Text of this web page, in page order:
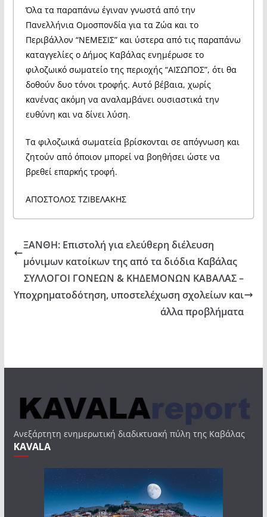
Όλα τα παραπάνω έγιναν γνωστά από την
Πανελλήνια Ομοσπονδία για τα Ζώα και το
Περιβάλλον “ΝΕΜΕΣΙΣ” και ύστερα από τις παραπάνω
καταγγελίες ο Δήμος Καβάλας ενημέρωσε το
φιλοζωικό σωματείο της περιοχής “ΑΙΣΩΠΟΣ”, ότι θα
δοθούν δυο τόνοι τροφής. Αυτό βέβαια, χωρίς
κανένας ακόμη να αναλαμβάνει ουσιαστικά την
ευθύνη και να δίνει λύση.
Τα φιλοζωικά σωματεία βρίσκονται σε απόγνωση και
ζητούν από όποιον μπορεί να βοηθήσει ώστε να
βρεθεί επαρκής τροφή.
ΑΠΟΣΤΟΛΟΣ ΤΖΙΒΕΛΑΚΗΣ
ΞΑΝΘΗ: Επιστολή για ελεύθερη διέλευση
μόνιμων κατοίκων της από τα διόδια Καβάλας
ΣΥΛΛΟΓΟΙ ΓΟΝΕΩΝ & ΚΗΔΕΜΟΝΩΝ ΚΑΒΑΛΑΣ –
Υποχρηματοδότηση, υποστελέχωση σχολείων και
άλλα προβλήματα
Ανεξάρτητη ενημερωτική διαδικτυακή πύλη της Καβάλας
KAVALA